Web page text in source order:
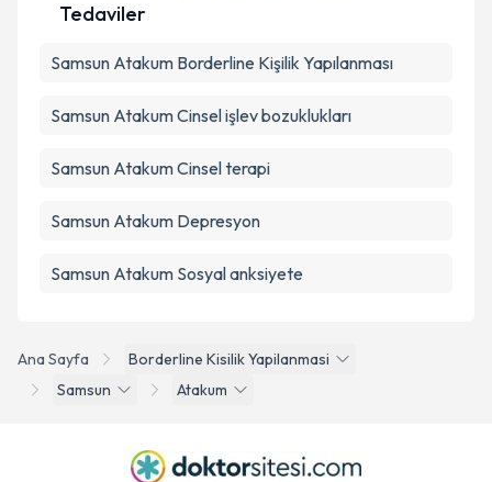
Ana Sayfa
Borderline Kisilik Yapilanmasi
Samsun
Atakum
Tedaviler
Samsun Atakum Borderline Kişilik Yapılanması
Samsun Atakum Cinsel işlev bozuklukları
Samsun Atakum Cinsel terapi
Samsun Atakum Depresyon
Samsun Atakum Sosyal anksiyete